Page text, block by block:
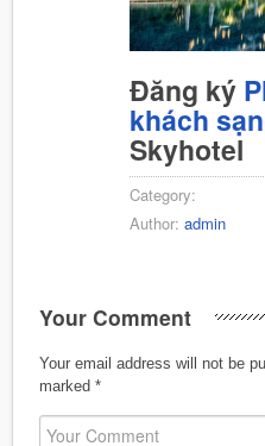
Đăng ký
khách
Skyhotel
Category:
Author: admin
Your Comment
Your email address will not be
marked *